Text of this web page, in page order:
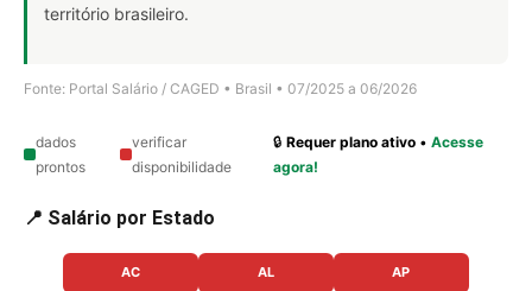
território brasileiro.
Fonte: Portal Salário / CAGED • Brasil • 07/2025 a 06/2026
dados
prontos
verificar
disponibilidade
🔒Requer plano ativo •Acesse
agora!
📍 Salário por Estado
AC AL AP